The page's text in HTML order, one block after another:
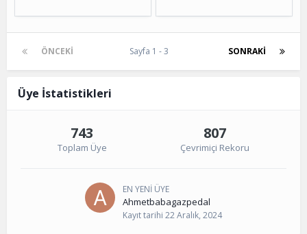
ÖNCEKI SONRAKI
Sayfa 1 - 3
Üye İstatistikleri
743
Toplam Üye
807
Çevrimiçi Rekoru
EN YENI ÜYE
Ahmetbabagazpedal
Kayıt tarihi 22 Aralık, 2024